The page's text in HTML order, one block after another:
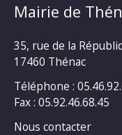
Mairie de
35, rue de la
17460 Thénac
Téléphone :
Fax : 05.92.46.68.45
Nous contacter